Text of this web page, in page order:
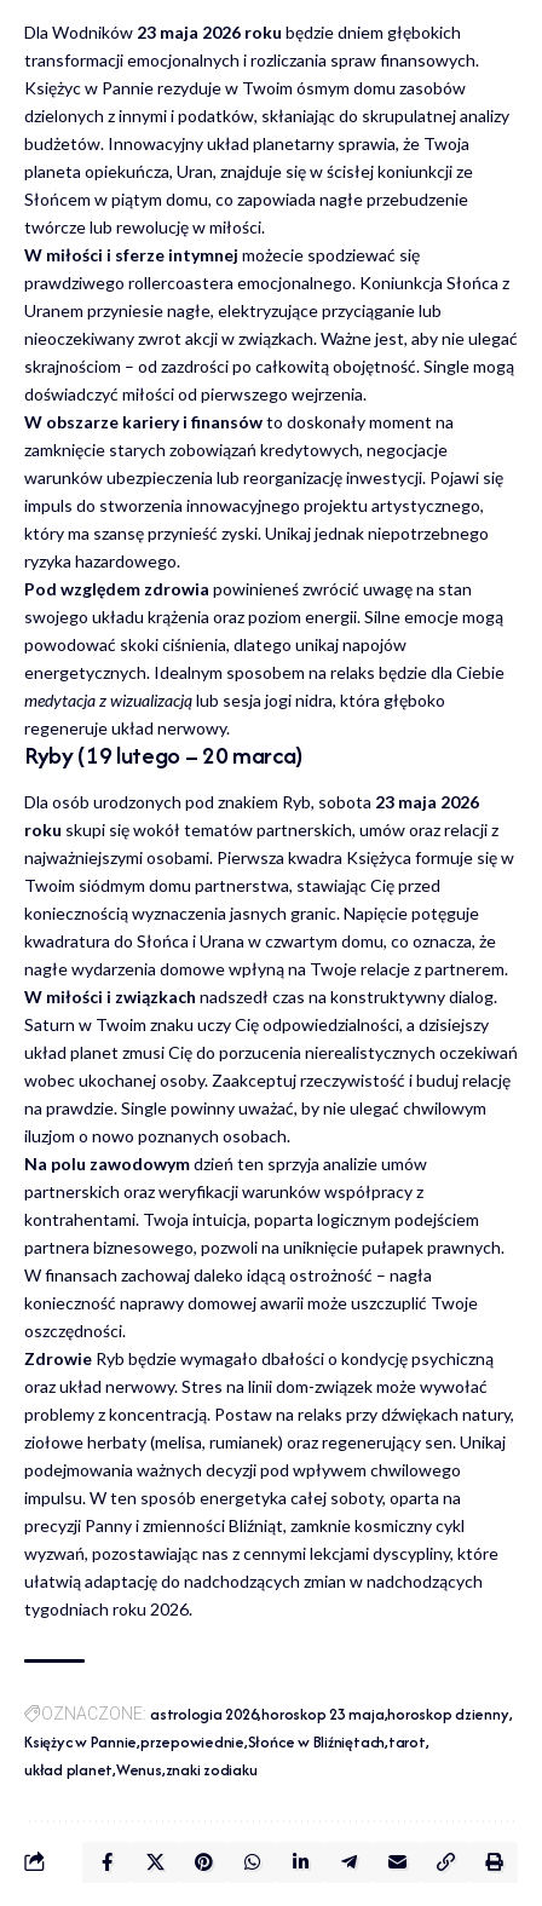
Dla Wodników 23 maja 2026 roku będzie dniem głębokich
transformacji emocjonalnych i rozliczania spraw finansowych.
Księżyc w Pannie rezyduje w Twoim ósmym domu zasobów
dzielonych z innymi i podatków, skłaniając do skrupulatnej analizy
budżetów. Innowacyjny układ planetarny sprawia, że Twoja
planeta opiekuńcza, Uran, znajduje się w ścisłej koniunkcji ze
Słońcem w piątym domu, co zapowiada nagłe przebudzenie
twórcze lub rewolucję w miłości.
W miłości i sferze intymnej możecie spodziewać się
prawdziwego rollercoastera emocjonalnego. Koniunkcja Słońca z
Uranem przyniesie nagłe, elektryzujące przyciąganie lub
nieoczekiwany zwrot akcji w związkach. Ważne jest, aby nie ulegać
skrajnościom – od zazdrości po całkowitą obojętność. Single mogą
doświadczyć miłości od pierwszego wejrzenia.
W obszarze kariery i finansówto doskonały moment na
zamknięcie starych zobowiązań kredytowych, negocjacje
warunków ubezpieczenia lub reorganizację inwestycji. Pojawi się
impuls do stworzenia innowacyjnego projektu artystycznego,
który ma szansę przynieść zyski. Unikaj jednak niepotrzebnego
ryzyka hazardowego.
Pod względem zdrowia powinieneś zwrócić uwagę na stan
swojego układu krążenia oraz poziom energii. Silne emocje mogą
powodować skoki ciśnienia, dlatego unikaj napojów
energetycznych. Idealnym sposobem na relaks będzie dla Ciebie
medytacja z wizualizacjąlub sesja jogi nidra, która głęboko
regeneruje układ nerwowy.
Ryby (19 lutego – 20 marca)
Dla osób urodzonych pod znakiem Ryb, sobota 23 maja 2026
roku skupi się wokół tematów partnerskich, umów oraz relacji z
najważniejszymi osobami. Pierwsza kwadra Księżyca formuje się w
Twoim siódmym domu partnerstwa, stawiając Cię przed
koniecznością wyznaczenia jasnych granic. Napięcie potęguje
kwadratura do Słońca i Urana w czwartym domu, co oznacza, że
nagłe wydarzenia domowe wpłyną na Twoje relacje z partnerem.
W miłości i związkach nadszedł czas na konstruktywny dialog.
Saturn w Twoim znaku uczy Cię odpowiedzialności, a dzisiejszy
układ planet zmusi Cię do porzucenia nierealistycznych oczekiwań
wobec ukochanej osoby. Zaakceptuj rzeczywistość i buduj relację
na prawdzie. Single powinny uważać, by nie ulegać chwilowym
iluzjom o nowo poznanych osobach.
Na polu zawodowymdzień ten sprzyja analizie umów
partnerskich oraz weryfikacji warunków współpracy z
kontrahentami. Twoja intuicja, poparta logicznym podejściem
partnera biznesowego, pozwoli na uniknięcie pułapek prawnych.
W finansach zachowaj daleko idącą ostrożność – nagła
konieczność naprawy domowej awarii może uszczuplić Twoje
oszczędności.
Zdrowie Ryb będzie wymagało dbałości o kondycję psychiczną
oraz układ nerwowy. Stres na linii dom-związek może wywołać
problemy z koncentracją. Postaw na relaks przy dźwiękach natury,
ziołowe herbaty (melisa, rumianek) oraz regenerujący sen. Unikaj
podejmowania ważnych decyzji pod wpływem chwilowego
impulsu. W ten sposób energetyka całej soboty, oparta na
precyzji Panny i zmienności Bliźniąt, zamknie kosmiczny cykl
wyzwań, pozostawiając nas z cennymi lekcjami dyscypliny, które
ułatwią adaptację do nadchodzących zmian w nadchodzących
tygodniach roku 2026.
OZNACZONE: astrologia 2026horoskop 23 majahoroskop dzienny
Księżyc w Pannieprzepowiednie Słońce w Bliźniętach tarot
układ planetWenus znaki zodiaku